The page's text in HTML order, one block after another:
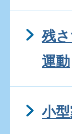
残
運動
小